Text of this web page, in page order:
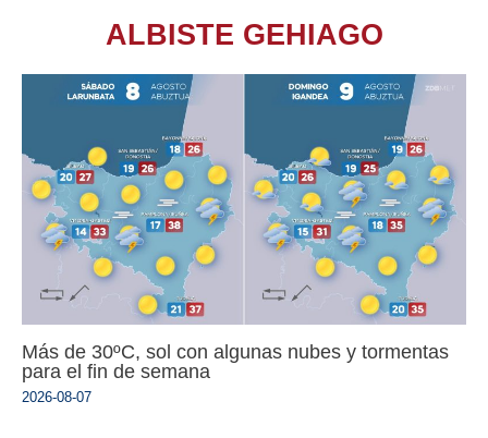
ALBISTE GEHIAGO
Más de 30ºC, sol con algunas nubes y tormentas
para el fin de semana
2026-08-07